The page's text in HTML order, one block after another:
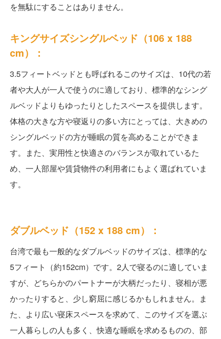
を無駄にすることはありません。
キングサイズシングルベッド（106 x 188
cm）：
3.5フィートベッドとも呼ばれるこのサイズは、10代の若
者や大人が一人で使うのに適しており、標準的なシング
ルベッドよりもゆったりとしたスペースを提供します。
体格の大きな方や寝返りの多い方にとっては、大きめの
シングルベッドの方が睡眠の質を高めることができま
す。また、実用性と快適さのバランスが取れているた
め、一人部屋や賃貸物件の利用者にもよく選ばれていま
す。
ダブルベッド（152 x 188 cm）：
台湾で最も一般的なダブルベッドのサイズは、標準的な
5フィート（約152cm）です。2人で寝るのに適していま
すが、どちらかのパートナーが大柄だったり、寝相が悪
かったりすると、少し窮屈に感じるかもしれません。ま
た、より広い寝床スペースを求めて、このサイズを選ぶ
一人暮らしの人も多く、快適な睡眠を求めるものの、部